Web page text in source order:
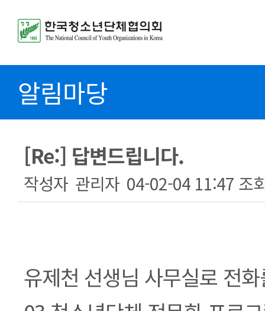
알림마당
[Re:] 답변드립니다.
작성자 관리자 04-02-04 11:47 조
본문
유제천 선생님 사무실로 전